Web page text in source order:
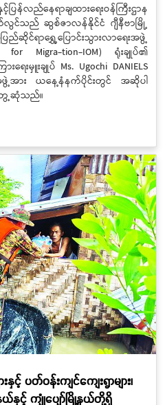
လည်နေရာချထားရေးဝန်ကြီးဌာန
လွင်သည် ဆွစ်ဇာလန်နိုင်ငံ ဂျီနီဗာမြို့
ရွှေ့ပြောင်းသွားလာရေးအဖွဲ့
for Migra-tion-IOM) ရုံးချုပ်၏
ေးမှူးချုပ် Ms. Ugochi DANIELS
အား ယနေ့နံနက်ပိုင်းတွင် အဆိုပါ
ေ့ဆုံသည်။
င့် ပတ်ဝန်းကျင်ကျေးရွာများ၊
နှင့် ကျုံပျော်မြို့နယ်တို့ရှိ